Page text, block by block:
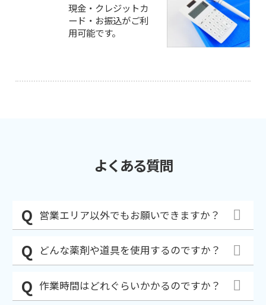
現金・クレジットカ
ード・お振込がご利
用可能です。
よくある質問
営業エリア以外でもお願いできますか？
どんな薬剤や道具を使用するのですか？
作業時間はどれぐらいかかるのですか？